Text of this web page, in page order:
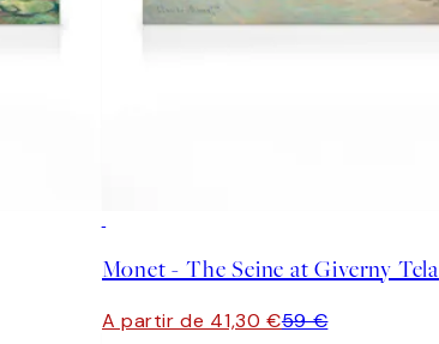
Monet - The Seine at Giverny Tela
A partir de 41,30 €59 €